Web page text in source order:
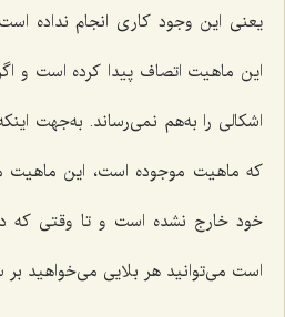
یعنی این وجود کاری انجام نداده
این ماهیت اتصاف پیدا کرده است و
اشکالی را به‌هم نمی‌رساند. به‌جهت
که ماهیت موجوده است، این ماهیت
خود خارج نشده است و تا وقتی که
است می‌توانید هر بلایی می‌خواهید بر